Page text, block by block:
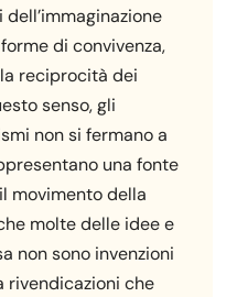
di convivenza,
reciprocità dei
senso, gli
non si fermano a
una fonte
movimento della
molte delle idee e
non sono invenzioni
rivendicazioni che